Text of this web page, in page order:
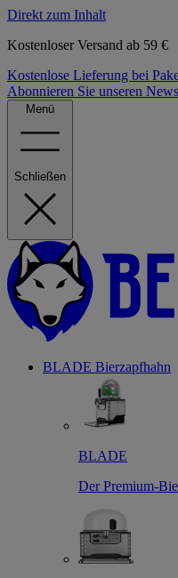
Direkt zum Inhalt
Kostenloser Versand ab 59 €
Kostenlose Lieferung bei
Abonnieren Sie unseren
Menü
Schließen
BLADE Bierzapfhahn
BLADE
Der Premium-